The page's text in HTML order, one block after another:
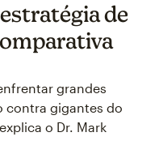
de
grandes
contra gigantes do
o Dr. Mark